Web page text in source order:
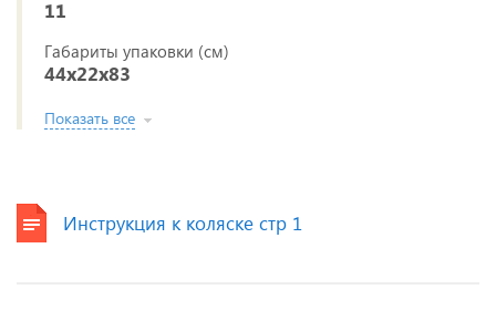
11
Габариты упаковки (см)
44x22x83
Показать все
Инструкция к коляске стр 1